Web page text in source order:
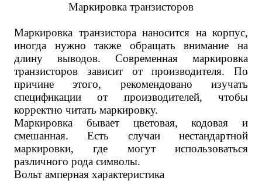
Маркировка транзисторов
Маркировка транзистора наносится на корпус,
иногда нужно также обращать внимание на
длину выводов. Современная маркировка
транзисторов зависит от производителя. По
причине этого, рекомендовано изучать
спецификации от производителей, чтобы
корректно читать маркировку.
Маркировка бывает цветовая, кодовая и
смешанная. Есть случаи нестандартной
маркировки, где могут использоваться
различного рода символы.
Вольт амперная характеристика